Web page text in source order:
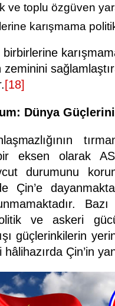
ve toplu özgüven
karışmama
zeminini
[18]
Dünya
eksen olarak
durumunu
Çin’e
ve askeri
güçlerinkilerin
Çin’in